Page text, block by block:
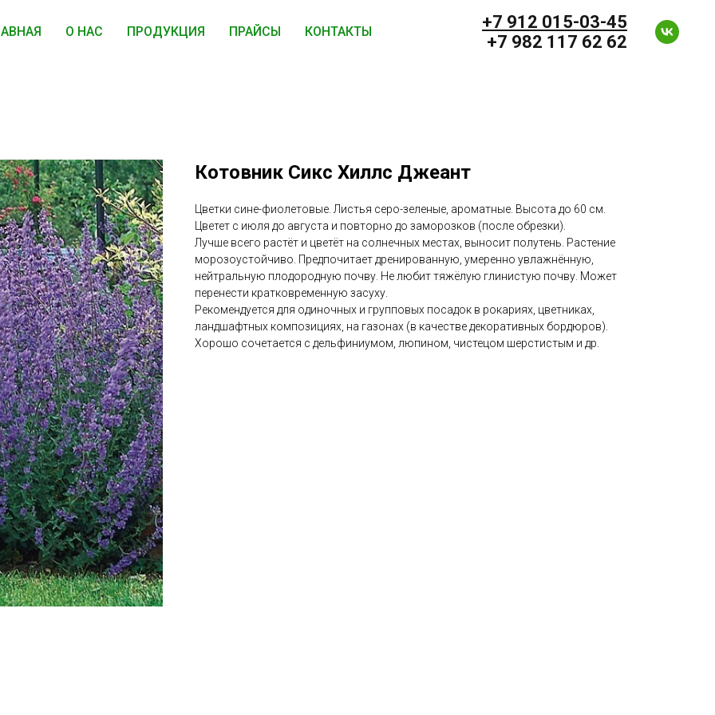
О НАС ПРОДУКЦИЯ ПРАЙСЫ КОНТАКТЫ +7 912 015-03-45
+7 982 117 62 62
Котовник Сикс Хиллс Джеант
Цветки сине-фиолетовые. Листья серо-зеленые, ароматные. Высота до 60 см.
Цветет с июля до августа и повторно до заморозков (после обрезки).
Лучше всего растёт и цветёт на солнечных местах, выносит полутень. Растение
морозоустойчиво. Предпочитает дренированную, умеренно увлажнённую,
нейтральную плодородную почву. Не любит тяжёлую глинистую почву. Может
перенести кратковременную засуху.
Рекомендуется для одиночных и групповых посадок в рокариях, цветниках,
ландшафтных композициях, на газонах (в качестве декоративных бордюров).
Хорошо сочетается с дельфиниумом, люпином, чистецом шерстистым и др.